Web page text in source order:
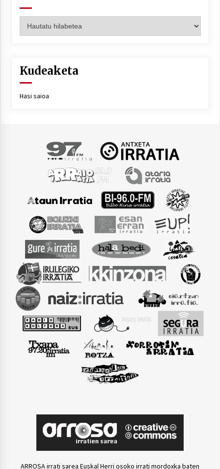
Kudeaketa
Hasi saioa
ARROSA irrati sarea Euskal Herri osoko irrati mordoxka baten